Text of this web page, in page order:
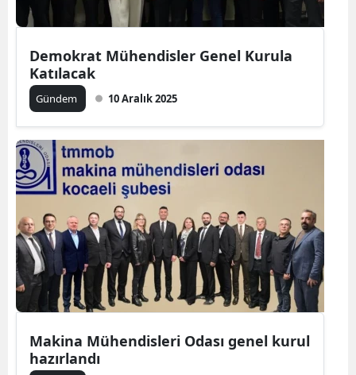
Demokrat Mühendisler Genel Kurula
Katılacak
Gündem 10 Aralık 2025
Makina Mühendisleri Odası genel kurul
hazırlandı